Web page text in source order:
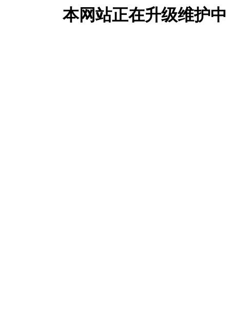
本网站正在升级维护